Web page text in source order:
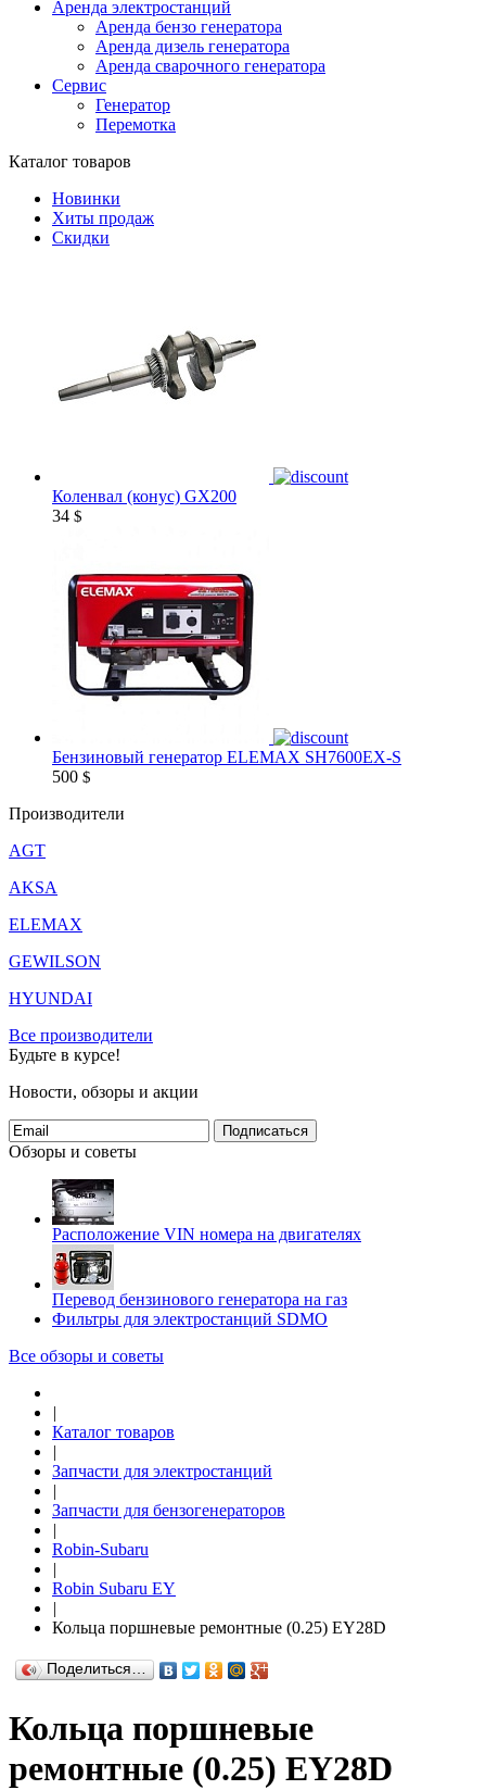
Аренда электростанций
Аренда бензо генератора
Аренда дизель генератора
Аренда сварочного генератора
Сервис
Генератор
Перемотка
Каталог товаров
Новинки
Хиты продаж
Скидки
Коленвал (конус) GX200
34 $
Бензиновый генератор ELEMAX SH7600EX-S
500 $
Производители
AGT
AKSA
ELEMAX
GEWILSON
HYUNDAI
Все производители
Будьте в курсе!
Новости, обзоры и акции
Подписаться
Обзоры и советы
Расположение VIN номера на двигателях
Перевод бензинового генератора на газ
Фильтры для электростанций SDMO
Все обзоры и советы
|
Каталог товаров
|
Запчасти для электростанций
|
Запчасти для бензогенераторов
|
Robin-Subaru
|
Robin Subaru ЕY
|
Кольца поршневые ремонтные (0.25) EY28D
Поделиться…
Кольца поршневые
ремонтные (0.25) EY28D